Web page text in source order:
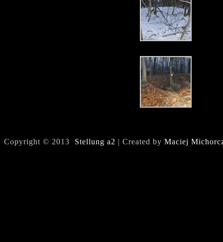
Copyright © 2013 Stellung a2 | Created by Maciej